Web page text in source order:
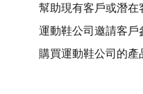
幫助現有客戶或潛在
運動鞋公司邀請客戶
購買運動鞋公司的產